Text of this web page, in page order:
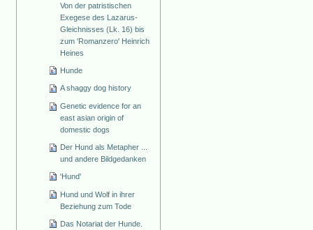
Von der patristischen
Exegese des Lazarus-
Gleichnisses (Lk. 16) bis
zum 'Romanzero' Heinrich
Heines
Hunde
A shaggy dog history
Genetic evidence for an
east asian origin of
domestic dogs
Der Hund als Metapher ...
und andere Bildgedanken
'Hund'
Hund und Wolf in ihrer
Beziehung zum Tode
Das Notariat der Hunde.